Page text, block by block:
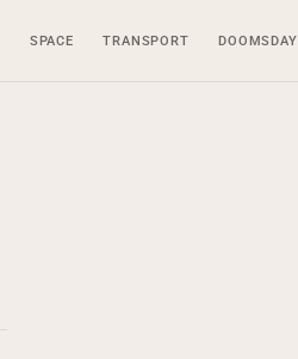
SPACE TRANSPORT DOOMSDAY